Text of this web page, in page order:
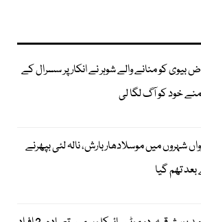
بیوی کو منانے والے شوہر نے انکار پر سسرال کے
خود کو آگ لگا لی
شہروں میں موسلادھار بارش، نالہ لئی بپھرنے
تھم گیا